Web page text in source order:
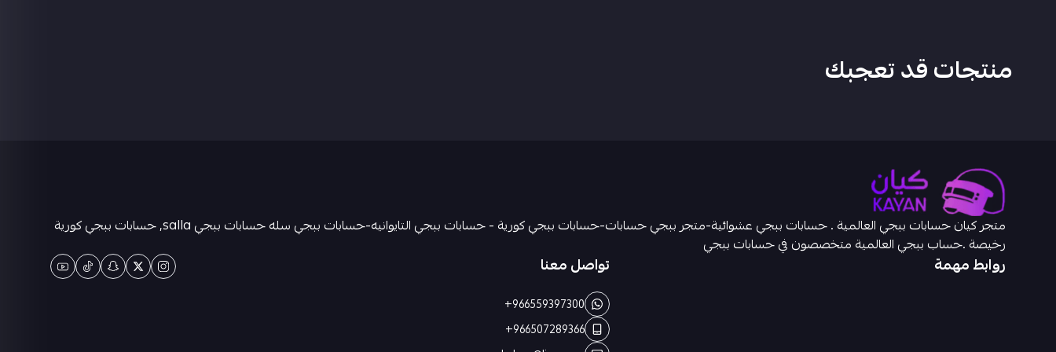
منتجات قد تعجبك
متجر كيان حسابات ببجي العالمية . حسابات ببجي عشوائية-متجر ببجي حسابات-حسابات ببجي كورية - حسابات ببجي التايوانيه-حسابات ببجي سله حسابات ببجي salla, حسابات ببجي كورية
رخيصة .حساب ببجي العالمية متخصصون في حسابات ببجي
روابط مهمة تواصل معنا
+966559397300
+966507289366